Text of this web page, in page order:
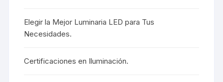
Elegir la Mejor Luminaria LED para Tus
Necesidades.
Certificaciones en Iluminación.